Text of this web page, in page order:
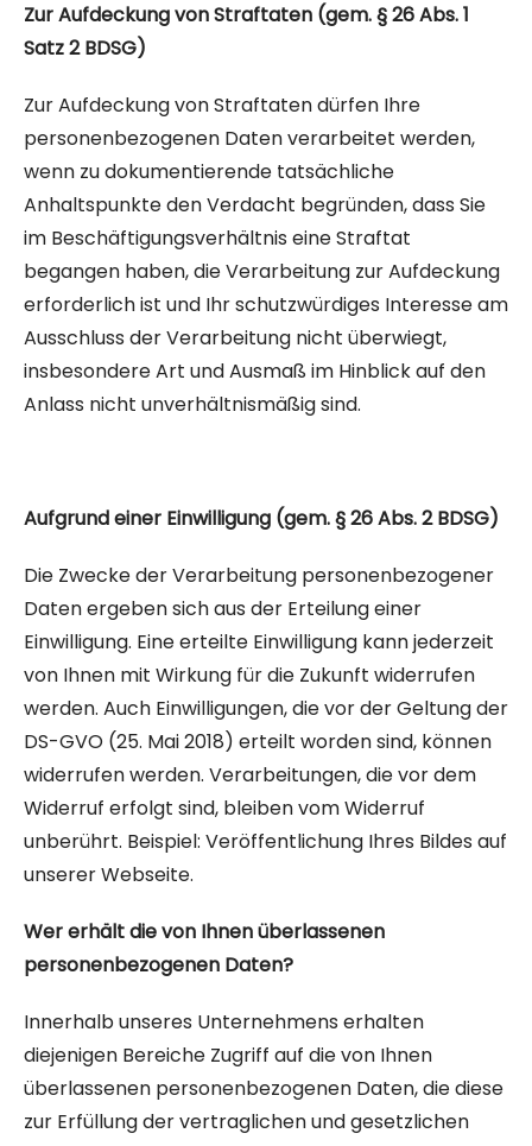
Zur Aufdeckung von Straftaten (gem. § 26 Abs. 1
Satz 2 BDSG)
Zur Aufdeckung von Straftaten dürfen Ihre
personenbezogenen Daten verarbeitet werden,
wenn zu dokumentierende tatsächliche
Anhaltspunkte den Verdacht begründen, dass Sie
im Beschäftigungsverhältnis eine Straftat
begangen haben, die Verarbeitung zur Aufdeckung
erforderlich ist und Ihr schutzwürdiges Interesse am
Ausschluss der Verarbeitung nicht überwiegt,
insbesondere Art und Ausmaß im Hinblick auf den
Anlass nicht unverhältnismäßig sind.
Aufgrund einer Einwilligung (gem. § 26 Abs. 2 BDSG)
Die Zwecke der Verarbeitung personenbezogener
Daten ergeben sich aus der Erteilung einer
Einwilligung. Eine erteilte Einwilligung kann jederzeit
von Ihnen mit Wirkung für die Zukunft widerrufen
werden. Auch Einwilligungen, die vor der Geltung der
DS-GVO (25. Mai 2018) erteilt worden sind, können
widerrufen werden. Verarbeitungen, die vor dem
Widerruf erfolgt sind, bleiben vom Widerruf
unberührt. Beispiel: Veröffentlichung Ihres Bildes auf
unserer Webseite.
Wer erhält die von Ihnen überlassenen
personenbezogenen Daten?
Innerhalb unseres Unternehmens erhalten
diejenigen Bereiche Zugriff auf die von Ihnen
überlassenen personenbezogenen Daten, die diese
zur Erfüllung der vertraglichen und gesetzlichen